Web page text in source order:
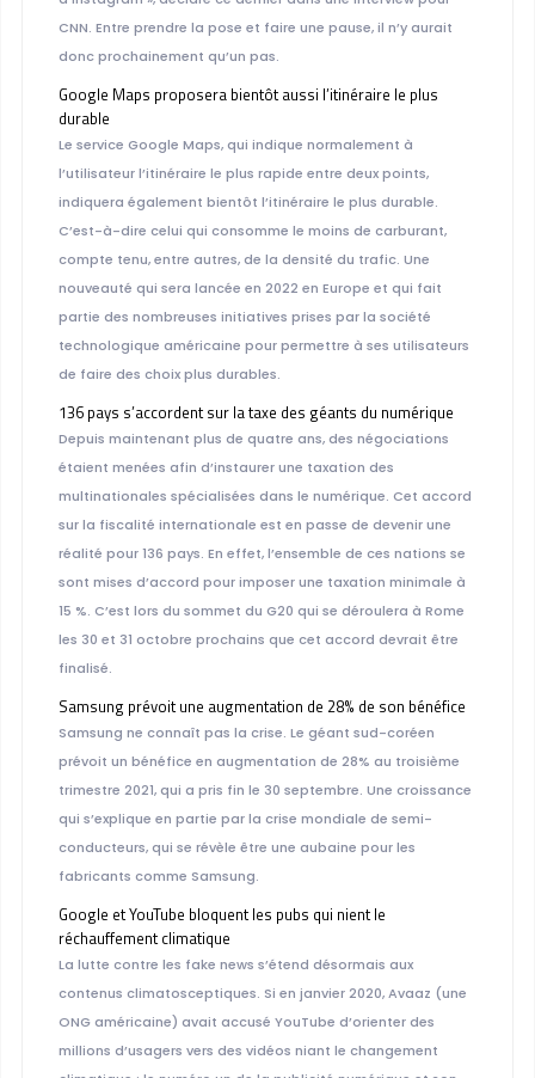
CNN. Entre prendre la pose et faire une pause, il n’y aurait
donc prochainement qu’un pas.
Google Maps proposera bientôt aussi l’itinéraire le plus
durable
Le service Google Maps, qui indique normalement à
l’utilisateur l’itinéraire le plus rapide entre deux points,
indiquera également bientôt l’itinéraire le plus durable.
C’est-à-dire celui qui consomme le moins de carburant,
compte tenu, entre autres, de la densité du trafic. Une
nouveauté qui sera lancée en 2022 en Europe et qui fait
partie des nombreuses initiatives prises par la société
technologique américaine pour permettre à ses utilisateurs
de faire des choix plus durables.
136 pays s’accordent sur la taxe des géants du numérique
Depuis maintenant plus de quatre ans, des négociations
étaient menées afin d’instaurer une taxation des
multinationales spécialisées dans le numérique. Cet accord
sur la fiscalité internationale est en passe de devenir une
réalité pour 136 pays. En effet, l’ensemble de ces nations se
sont mises d’accord pour imposer une taxation minimale à
15 %. C’est lors du sommet du G20 qui se déroulera à Rome
les 30 et 31 octobre prochains que cet accord devrait être
finalisé.
Samsung prévoit une augmentation de 28% de son bénéfice
Samsung ne connaît pas la crise. Le géant sud-coréen
prévoit un bénéfice en augmentation de 28% au troisième
trimestre 2021, qui a pris fin le 30 septembre. Une croissance
qui s’explique en partie par la crise mondiale de semi-
conducteurs, qui se révèle être une aubaine pour les
fabricants comme Samsung.
Google et YouTube bloquent les pubs qui nient le
réchauffement climatique
La lutte contre les fake news s’étend désormais aux
contenus climatosceptiques. Si en janvier 2020, Avaaz (une
ONG américaine) avait accusé YouTube d’orienter des
millions d’usagers vers des vidéos niant le changement